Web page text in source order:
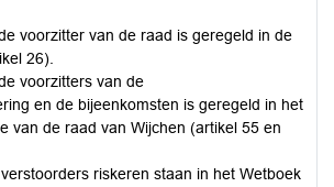
voorzitter van de raad is geregeld in de
26).
voorzitters van de
en de bijeenkomsten is geregeld in het
van de raad van Wijchen (artikel 55 en
riskeren staan in het Wetboek